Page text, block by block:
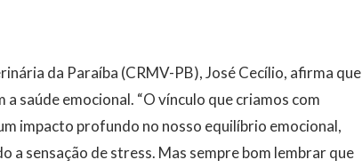
da Paraíba (CRMV-PB), José Cecílio, afirma que
saúde emocional. “O vínculo que criamos com
impacto profundo no nosso equilíbrio emocional,
sensação de stress. Mas sempre bom lembrar que